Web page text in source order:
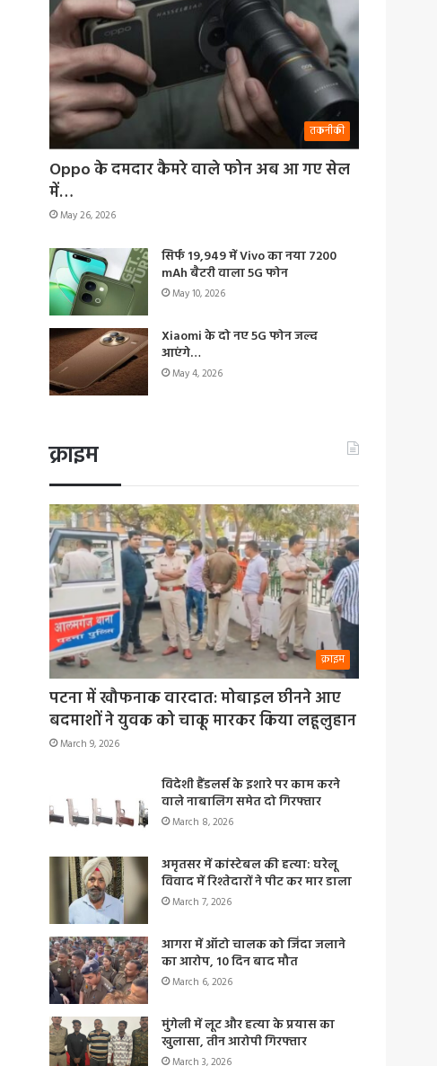
तकनीकी
Oppo के दमदार कैमरे वाले फोन अब आ गए सेल
में…
May 26, 2026
सिर्फ 19,949 में Vivo का नया 7200
mAh बैटरी वाला 5G फोन
May 10, 2026
Xiaomi के दो नए 5G फोन जल्द
आएंगे…
May 4, 2026
क्राइम
क्राइम
पटना में खौफनाक वारदात: मोबाइल छीनने आए
बदमाशों ने युवक को चाकू मारकर किया लहूलुहान
March 9, 2026
विदेशी हैंडलर्स के इशारे पर काम करने
वाले नाबालिग समेत दो गिरफ्तार
March 8, 2026
अमृतसर में कांस्टेबल की हत्या: घरेलू
विवाद में रिश्तेदारों ने पीट कर मार डाला
March 7, 2026
आगरा में ऑटो चालक को जिंदा जलाने
का आरोप, 10 दिन बाद मौत
March 6, 2026
मुंगेली में लूट और हत्या के प्रयास का
खुलासा, तीन आरोपी गिरफ्तार